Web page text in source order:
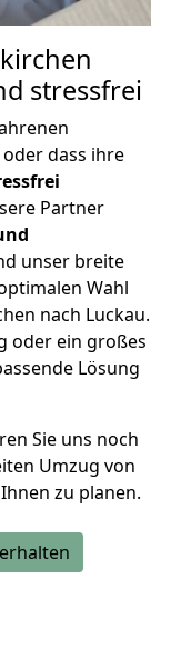
stressfrei
dass ihre
Partner
unser breite
Wahl
nach Luckau.
oder ein großes
Lösung
Sie uns noch
Umzug von
zu planen.